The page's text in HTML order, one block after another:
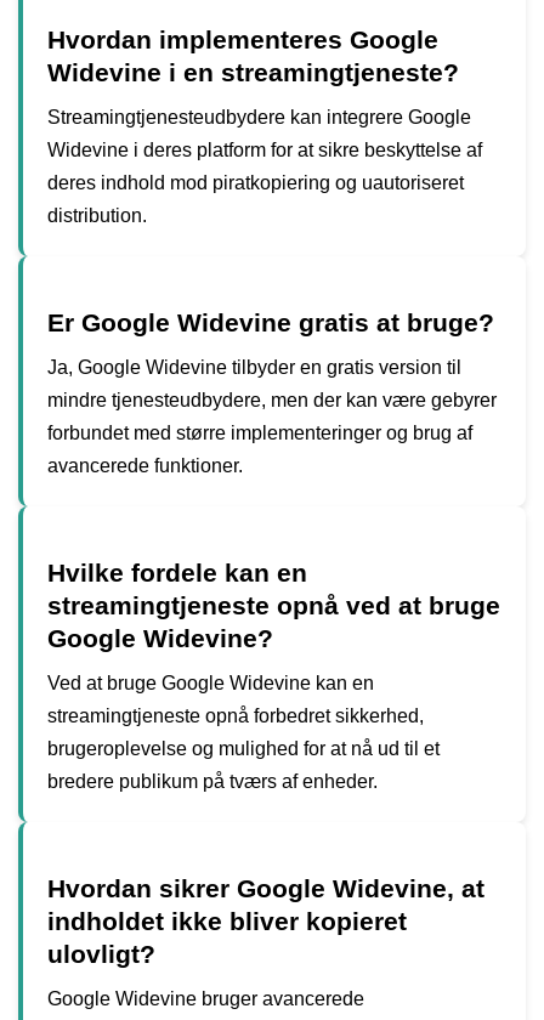
Hvordan implementeres Google
Widevine i en streamingtjeneste?
Streamingtjenesteudbydere kan integrere Google
Widevine i deres platform for at sikre beskyttelse af
deres indhold mod piratkopiering og uautoriseret
distribution.
Er Google Widevine gratis at bruge?
Ja, Google Widevine tilbyder en gratis version til
mindre tjenesteudbydere, men der kan være gebyrer
forbundet med større implementeringer og brug af
avancerede funktioner.
Hvilke fordele kan en
streamingtjeneste opnå ved at bruge
Google Widevine?
Ved at bruge Google Widevine kan en
streamingtjeneste opnå forbedret sikkerhed,
brugeroplevelse og mulighed for at nå ud til et
bredere publikum på tværs af enheder.
Hvordan sikrer Google Widevine, at
indholdet ikke bliver kopieret
ulovligt?
Google Widevine bruger avancerede